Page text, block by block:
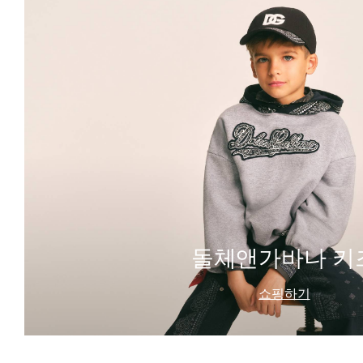
돌체앤가바나 키
쇼핑하기